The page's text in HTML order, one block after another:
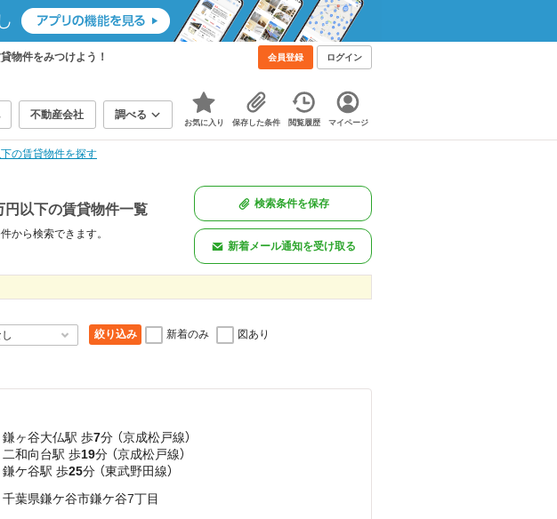
物件をみつけよう！ 会員登録 ログイン
不動産会社 調べる
お気に入り 保存した条件 閲覧履歴 マイページ
の賃貸物件を探す
円以下の賃貸物件一覧
から検索できます。
検索条件を保存
新着メール通知を受け取る
絞り込み 新着のみ 図あり
鎌ヶ谷大仏駅 歩7分 （京成松戸線）
二和向台駅 歩19分 （京成松戸線）
鎌ケ谷駅 歩25分 （東武野田線）
千葉県鎌ケ谷市鎌ケ谷7丁目